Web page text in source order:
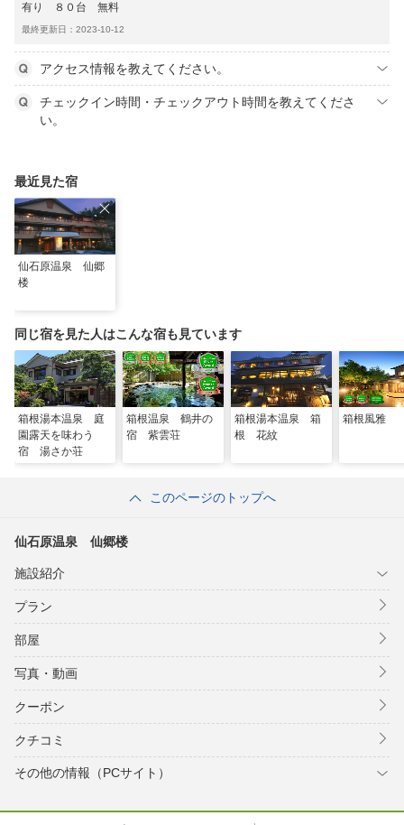
有り ８０台 無料
最終更新日：2023-10-12
アクセス情報を教えてください。
チェックイン時間・チェックアウト時間を教えてくださ
い。
最近見た宿
仙石原温泉 仙郷
楼
同じ宿を見た人はこんな宿も見ています
箱根湯本温泉 庭
園露天を味わう
宿 湯さか荘
箱根温泉 鶴井の
宿 紫雲荘
箱根湯本温泉 箱
根 花紋
箱根風雅
このページのトップへ
仙石原温泉 仙郷楼
施設紹介
プラン
部屋
写真・動画
クーポン
クチコミ
その他の情報（PCサイト）